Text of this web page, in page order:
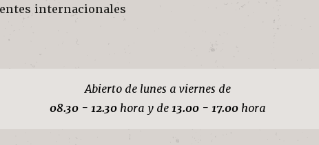
internacionales
Abierto de lunes a viernes de
08.30 - 12.30hora y de13.00 - 17.00hora